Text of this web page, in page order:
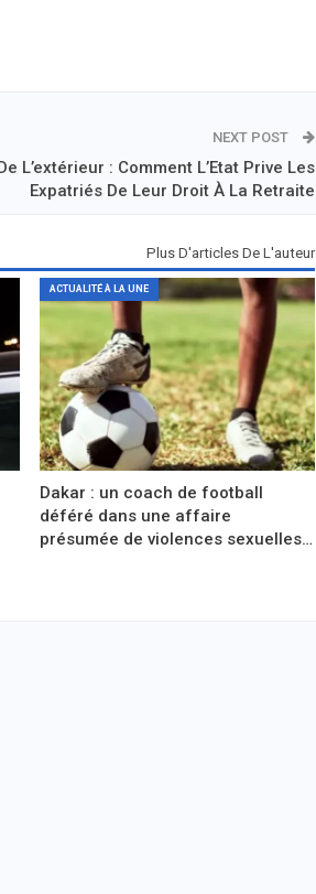
NEXT POST
L’extérieur : Comment L’Etat Prive Les
Expatriés De Leur Droit À La Retraite
Plus D'articles De L'auteur
ACTUALITÉ À LA UNE
Dakar : un coach de football
déféré dans une affaire
présumée de violences sexuelles…